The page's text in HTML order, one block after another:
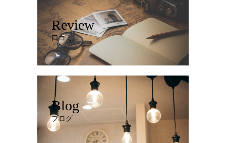
Review
口コミ
Blog
ブログ